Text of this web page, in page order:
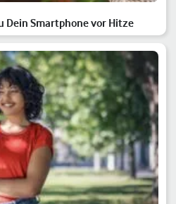
Dein Smartphone vor Hitze